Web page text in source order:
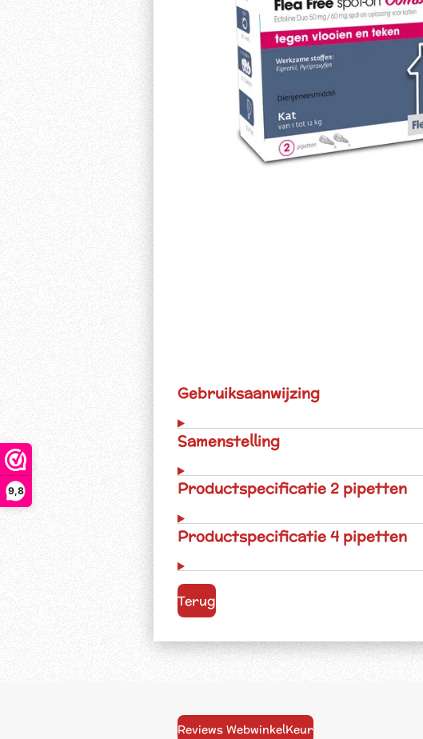
9,8
Gebruiksaanwijzing
Samenstelling
Productspecificatie 2 pipetten
Productspecificatie 4 pipetten
Terug
Reviews WebwinkelKeur